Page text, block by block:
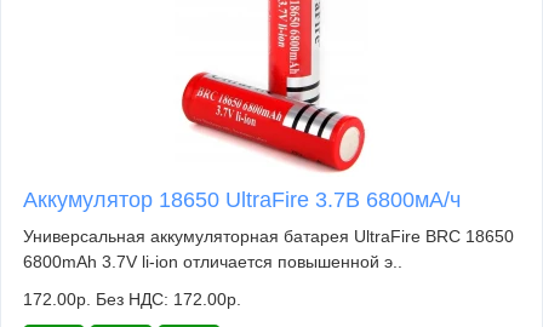
Аккумулятор 18650 UltraFire 3.7В 6800мА/ч
Универсальная аккумуляторная батарея UltraFire BRC 18650
6800mAh 3.7V li-ion отличается повышенной э..
172.00р. Без НДС: 172.00р.